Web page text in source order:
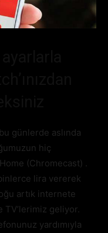
günlerde aslında
hiç
(Chromecast) .
lira vererek
artık internete
TV’lerimiz geliyor.
yardımıyla